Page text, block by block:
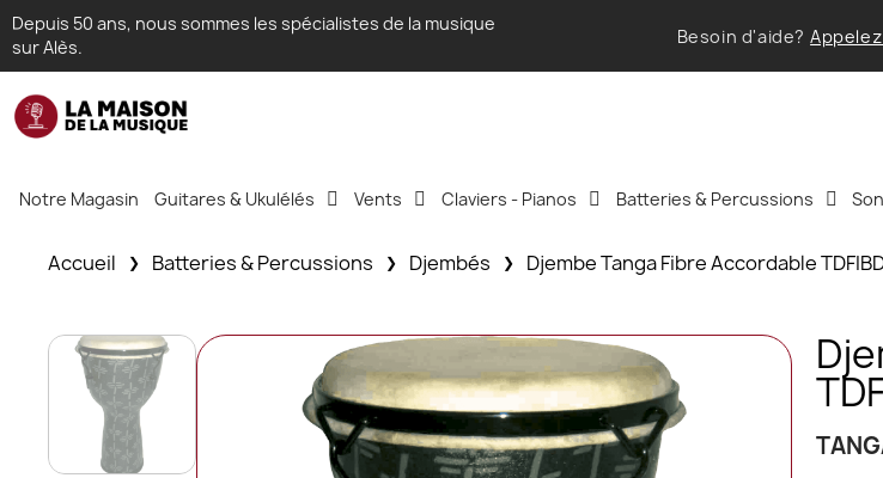
Depuis 50 ans, nous sommes les spécialistes de la musique
sur Alès.
Besoin d'aide?
Notre Magasin Guitares & Ukulélés Vents Claviers - Pianos Batteries & Percussions
Accueil Batteries & Percussions Djembés Djembe Tanga Fibre Accordable